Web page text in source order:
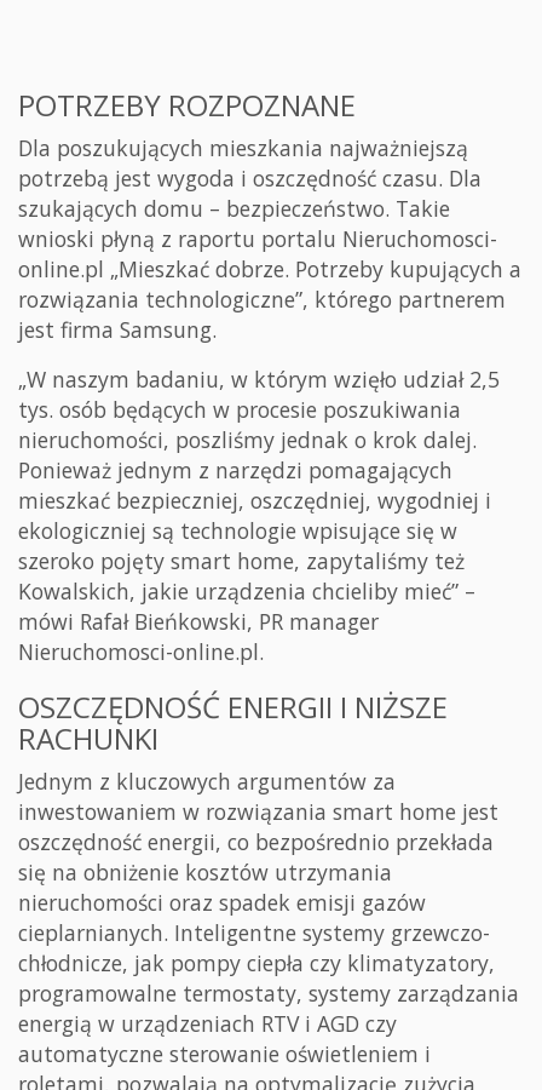
POTRZEBY ROZPOZNANE
Dla poszukujących mieszkania najważniejszą
potrzebą jest wygoda i oszczędność czasu. Dla
szukających domu – bezpieczeństwo. Takie
wnioski płyną z raportu portalu Nieruchomosci-
online.pl „Mieszkać dobrze. Potrzeby kupujących a
rozwiązania technologiczne”, którego partnerem
jest firma Samsung.
„W naszym badaniu, w którym wzięło udział 2,5
tys. osób będących w procesie poszukiwania
nieruchomości, poszliśmy jednak o krok dalej.
Ponieważ jednym z narzędzi pomagających
mieszkać bezpieczniej, oszczędniej, wygodniej i
ekologiczniej są technologie wpisujące się w
szeroko pojęty smart home, zapytaliśmy też
Kowalskich, jakie urządzenia chcieliby mieć” –
mówi Rafał Bieńkowski, PR manager
Nieruchomosci-online.pl.
OSZCZĘDNOŚĆ ENERGII I NIŻSZE
RACHUNKI
Jednym z kluczowych argumentów za
inwestowaniem w rozwiązania smart home jest
oszczędność energii, co bezpośrednio przekłada
się na obniżenie kosztów utrzymania
nieruchomości oraz spadek emisji gazów
cieplarnianych. Inteligentne systemy grzewczo-
chłodnicze, jak pompy ciepła czy klimatyzatory,
programowalne termostaty, systemy zarządzania
energią w urządzeniach RTV i AGD czy
automatyczne sterowanie oświetleniem i
roletami, pozwalają na optymalizację zużycia